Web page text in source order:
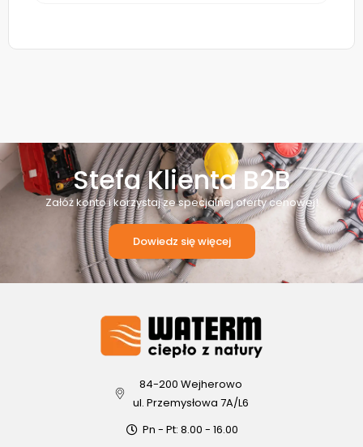
Stefa Klienta B2B
Załóż konto i korzystaj ze specjalnej oferty cenowej!
Dowiedz się więcej
84-200 Wejherowo
ul. Przemysłowa 7A/L6
Pn - Pt: 8.00 - 16.00